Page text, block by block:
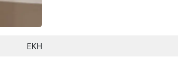
EKH